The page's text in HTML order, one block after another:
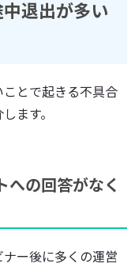
退出が多い
とで起きる不具合
ます。
への回答がなく
ー後に多くの運営